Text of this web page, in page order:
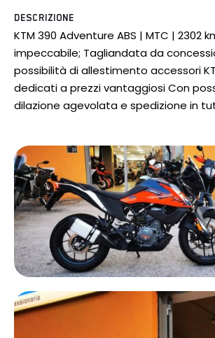
DESCRIZIONE
KTM 390 Adventure ABS | MTC | 2302
impeccabile; Tagliandata da
possibilità di allestimento accessori
dedicati a prezzi vantaggiosi Con
dilazione agevolata e spedizione in